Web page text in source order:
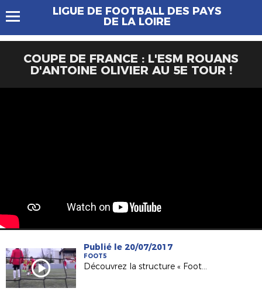
LIGUE DE FOOTBALL DES PAYS
DE LA LOIRE
COUPE DE FRANCE : L'ESM ROUANS
D'ANTOINE OLIVIER AU 5E TOUR !
Publié le 20/07/2017
FOOT5
Découvrez la structure « Foot5 Mobile FFF » !